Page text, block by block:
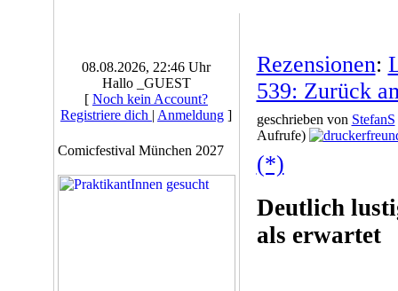
08.08.2026, 22:46 Uhr
Hallo _GUEST
[ Noch kein Account?
Registriere dich | Anmeldung ]
Comicfestival München 2027
Rezensionen:
539: Zurück
geschrieben von StefanS
Aufrufe)
(*)
Deutlich
als erwartet